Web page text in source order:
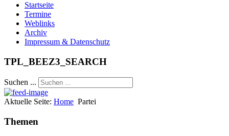
Startseite
Termine
Weblinks
Archiv
Impressum & Datenschutz
TPL_BEEZ3_SEARCH
Suchen ...
Aktuelle Seite: Home Partei
Themen